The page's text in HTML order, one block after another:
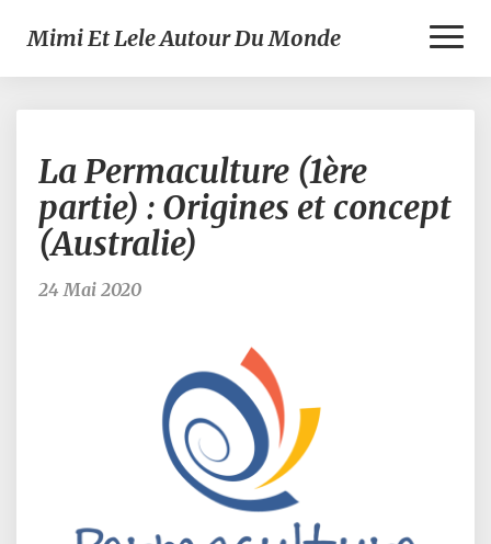
Mimi Et Lele Autour Du Monde
Permaculture
(1ère
partie)
La Permaculture (1ère
partie) : Origines et concept
(Australie)
24 Mai 2020